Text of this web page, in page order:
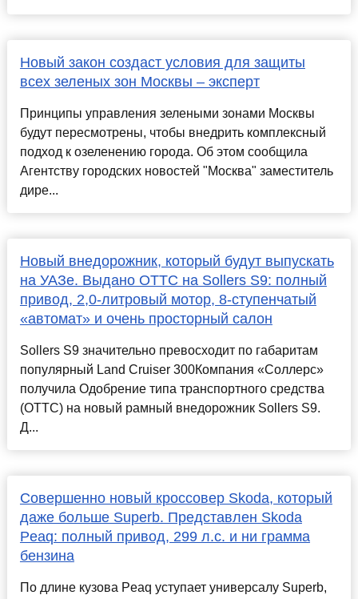
Новый закон создаст условия для защиты
всех зеленых зон Москвы – эксперт
Принципы управления зелеными зонами Москвы
будут пересмотрены, чтобы внедрить комплексный
подход к озеленению города. Об этом сообщила
Агентству городских новостей "Москва" заместитель
дире...
Новый внедорожник, который будут выпускать
на УАЗе. Выдано ОТТС на Sollers S9: полный
привод, 2,0-литровый мотор, 8-ступенчатый
«автомат» и очень просторный салон
Sollers S9 значительно превосходит по габаритам
популярный Land Cruiser 300Компания «Соллерс»
получила Одобрение типа транспортного средства
(ОТТС) на новый рамный внедорожник Sollers S9.
Д...
Совершенно новый кроссовер Skoda, который
даже больше Superb. Представлен Skoda
Peaq: полный привод, 299 л.с. и ни грамма
бензина
По длине кузова Peaq уступает универсалу Superb,